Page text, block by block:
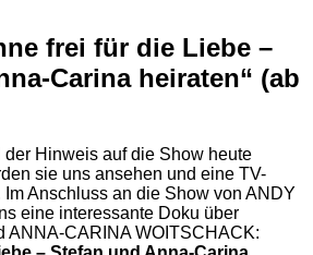
frei für die Liebe –
Carina heiraten“ (ab
der Hinweis auf die Show heute
sie uns ansehen und eine TV-
Im Anschluss an die Show von ANDY
eine interessante Doku über
ANNA-CARINA WOITSCHACK: